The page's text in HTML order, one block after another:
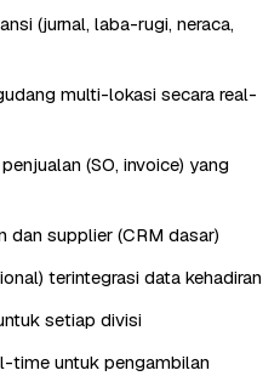
(jurnal, laba-rugi, neraca,
multi-lokasi secara real-
(SO, invoice) yang
dan supplier (CRM dasar)
terintegrasi data kehadiran
setiap divisi
time untuk pengambilan